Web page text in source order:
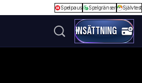
Spelpaus Spelgränser Självtest
INSÄTTNING